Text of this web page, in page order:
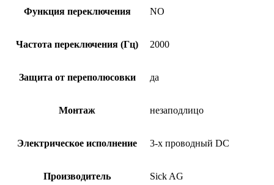
Функция переключения NO
Частота переключения (Гц) 2000
Защита от переполюсовки да
Монтаж незаподлицо
Электрическое исполнение 3-х проводный DC
Производитель Sick AG